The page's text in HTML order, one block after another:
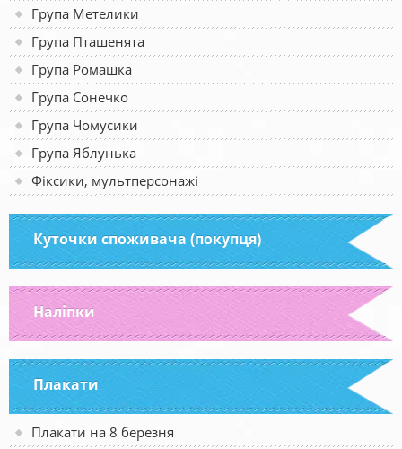
Група Метелики
Група Пташенята
Група Ромашка
Група Сонечко
Група Чомусики
Група Яблунька
Фіксики, мультперсонажі
Куточки споживача (покупця)
Наліпки
Плакати
Плакати на 8 березня